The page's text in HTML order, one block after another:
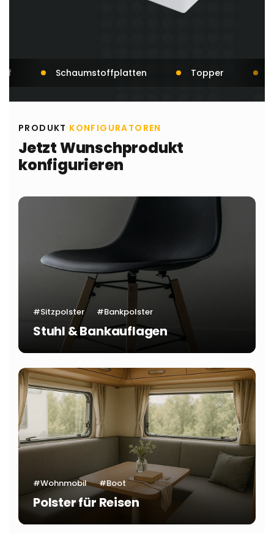
Topper Wohnmobil-Matratzen
PRODUKT KONFIGURATOREN
Jetzt Wunschprodukt
konfigurieren
#Sitzpolster #Bankpolster
Stuhl & Bankauflagen
#Wohnmobil #Boot
Polster für Reisen